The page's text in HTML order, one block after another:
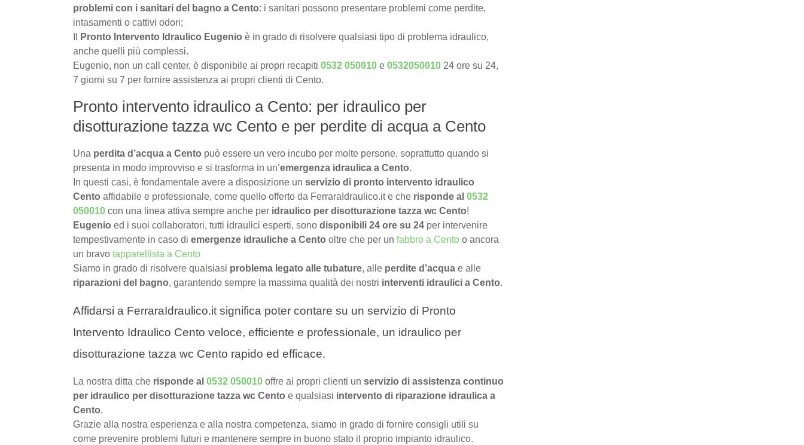
problemi con i sanitari del bagno a Cento: i sanitari possono presentare problemi come perdite,
intasamenti o cattivi odori;
Pronto Intervento Idraulico Eugenio è in grado di risolvere qualsiasi tipo di problema idraulico,
anche quelli più complessi.
Eugenio, non un call center, è disponibile ai propri recapiti 0532 050010 e 0532050010 24 ore su 24,
7 giorni su 7 per fornire assistenza ai propri clienti di Cento.
Pronto intervento idraulico a Cento: per idraulico per
disotturazione tazza wc Cento e per perdite di acqua a Cento
Una perdita d’acqua a Cento può essere un vero incubo per molte persone, soprattutto quando si
presenta in modo improvviso e si trasforma in un’emergenza idraulica a Cento.
In questi casi, è fondamentale avere a disposizione un servizio di pronto intervento idraulico
Cento affidabile e professionale, come quello offerto da FerraraIdraulico.it e che risponde al 0532
050010 con una linea attiva sempre anche per idraulico per disotturazione tazza wc Cento!
Eugenio ed i suoi collaboratori, tutti idraulici esperti, sono disponibili 24 ore su 24 per intervenire
tempestivamente in caso di emergenze idrauliche a Cento oltre che per un fabbro a Cento o ancora
un bravo tapparellista a Cento
Siamo in grado di risolvere qualsiasi problema legato alle tubature, alle perdite d’acqua e alle
riparazioni del bagno, garantendo sempre la massima qualità dei nostri interventi idraulici a Cento.
Affidarsi a FerraraIdraulico.it significa poter contare su un servizio di Pronto
Intervento Idraulico Cento veloce, efficiente e professionale, un idraulico per
disotturazione tazza wc Cento rapido ed efficace.
La nostra ditta che risponde al 0532 050010 offre ai propri clienti un servizio di assistenza continuo
per idraulico per disotturazione tazza wc Cento e qualsiasi intervento di riparazione idraulica a
Cento.
Grazie alla nostra esperienza e alla nostra competenza, siamo in grado di fornire consigli utili su
come prevenire problemi futuri e mantenere sempre in buono stato il proprio impianto idraulico.